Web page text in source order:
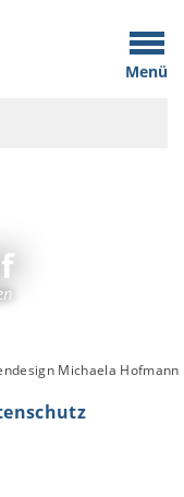
Menü
Michaela Hofmann